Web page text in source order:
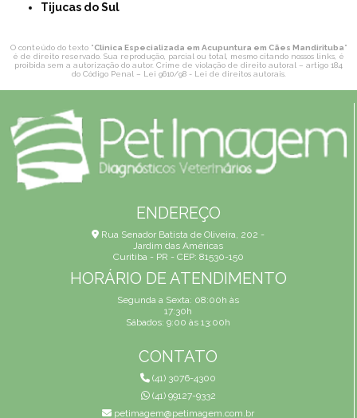
Tijucas do Sul
O conteúdo do texto "Clinica Especializada em Acupuntura em Cães Mandirituba"
é de direito reservado. Sua reprodução, parcial ou total, mesmo citando nossos links, é
proibida sem a autorização do autor. Crime de violação de direito autoral – artigo 184
do Código Penal – Lei 9610/98 - Lei de direitos autorais.
ENDEREÇO
Rua Senador Batista de Oliveira, 202 -
Jardim das Américas
Curitiba - PR - CEP: 81530-150
HORÁRIO DE ATENDIMENTO
Segunda a Sexta: 08:00h às
17:30h
Sábados: 9:00 às 13:00h
CONTATO
(41) 3076-4300
(41) 99127-9332
petimagem@petimagem.com.br